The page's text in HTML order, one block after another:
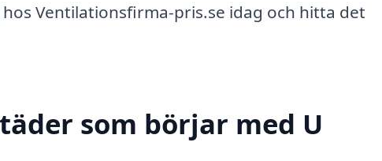
Ventilationsfirma-pris.se idag och hitta det
som börjar med U